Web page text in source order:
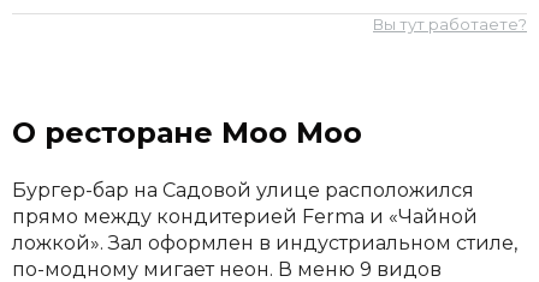
Вы тут работаете?
О ресторане Moo Moo
Бургер-бар на Садовой улице расположился
прямо между кондитерией Ferma и «Чайной
ложкой». Зал оформлен в индустриальном стиле,
по-модному мигает неон. В меню 9 видов